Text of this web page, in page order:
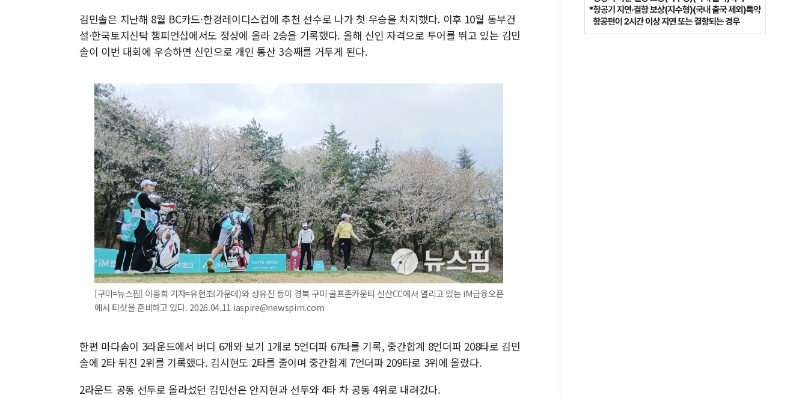
김민솔은 지난해 8월 BC카드·한경레이디스컵에 추천 선수로 나가 첫 우승을 차지했다. 이후 10월 동부건
설·한국토지신탁 챔피언십에서도 정상에 올라 2승을 기록했다. 올해 신인 자격으로 투어를 뛰고 있는 김민
솔이 이번 대회에 우승하면 신인으로 개인 통산 3승째를 거두게 된다.
[구미=뉴스핌] 이웅희 기자=유현조(가운데)와 성유진 등이 경북 구미 골프존카운티 선산CC에서 열리고 있는 iM금융오픈
에서 티샷을 준비하고 있다. 2026.04.11 iaspire@newspim.com
한편 마다솜이 3라운드에서 버디 6개와 보기 1개로 5언더파 67타를 기록, 중간합계 8언더파 208타로 김민
솔에 2타 뒤진 2위를 기록했다. 김시현도 2타를 줄이며 중간합계 7언더파 209타로 3위에 올랐다.
2라운드 공동 선두로 올라섰던 김민선은 안지현과 선두와 4타 차 공동 4위로 내려갔다.